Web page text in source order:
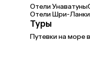
Отели Унаватуны
Отели Шри-Ланки
Туры
Путевки на море